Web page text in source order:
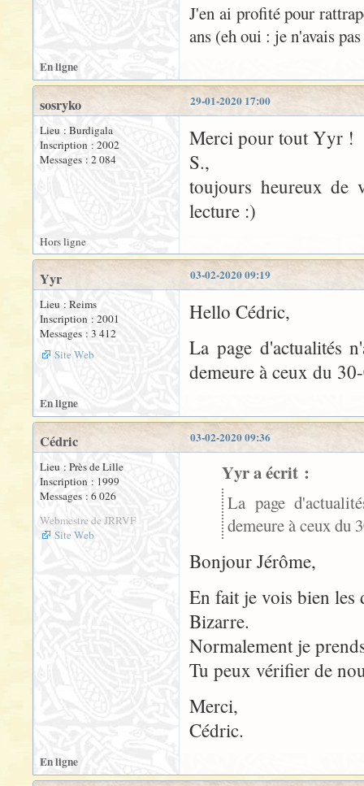
J'en ai profité pour
ans (eh oui : je n'avais
En ligne
29-01-2020 17:00
sosryko
Lieu : Burdigala
Inscription : 2002
Messages : 2 084
Merci pour tout Yyr !
S.,
toujours heureux de
lecture :)
Hors ligne
03-02-2020 09:19
Yyr
Lieu : Reims
Inscription : 2001
Messages : 3 412
Site Web
Hello Cédric,
La page d'actualités
demeure à ceux du
En ligne
03-02-2020 09:36
Cédric
Lieu : Près de Lille
Inscription : 1999
Messages : 6 026
Webmestre de JRRVF
Site Web
Yyr a écrit :
La page
demeure à ceux du
Bonjour Jérôme,
En fait je vois bien les
Bizarre.
Normalement je
Tu peux vérifier de
Merci,
Cédric.
En ligne